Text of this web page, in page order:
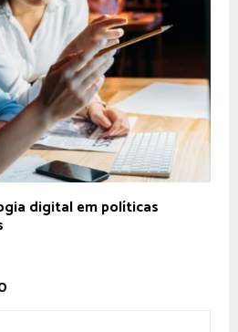
digital em políticas